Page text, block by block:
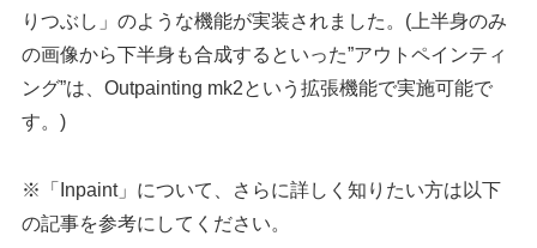
りつぶし」のような機能が実装されました。(上半身のみ
の画像から下半身も合成するといった”アウトペインティ
ング”は、Outpainting mk2という拡張機能で実施可能で
す。)
※「Inpaint」について、さらに詳しく知りたい方は以下
の記事を参考にしてください。